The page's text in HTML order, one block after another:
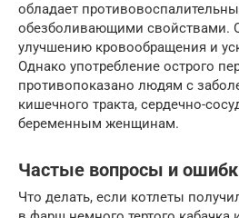
обладает
обезболивающими свойствами.
улучшению кровообращения и
Однако употребление острого
противопоказано людям с
кишечного тракта, сердечно-
беременным женщинам.
Частые вопросы и
Что делать, если котлеты